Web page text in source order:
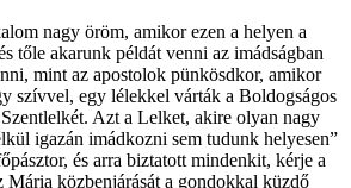
nagy öröm, amikor ezen a helyen a
tőle akarunk példát venni az imádságban
mint az apostolok pünkösdkor, amikor
szívvel, egy lélekkel várták a Boldogságos
Azt a Lelket, akire olyan nagy
igazán imádkozni sem tudunk helyesen”
és arra biztatott mindenkit, kérje a
közbenjárását a gondokkal küzdő